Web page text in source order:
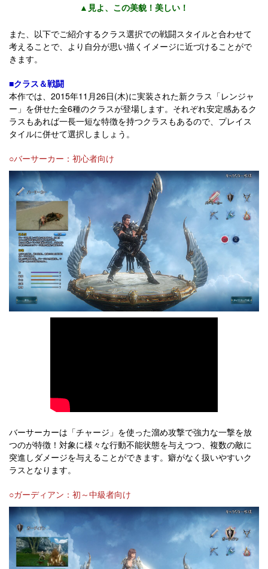
▲見よ、この美貌！美しい！
また、以下でご紹介するクラス選択での戦闘スタイルと合わせて
考えることで、より自分が思い描くイメージに近づけることがで
きます。
■クラス＆戦闘
本作では、2015年11月26日(木)に実装された新クラス「レンジャ
ー」を併せた全6種のクラスが登場します。それぞれ安定感あるク
ラスもあれば一長一短な特徴を持つクラスもあるので、プレイス
タイルに併せて選択しましょう。
○バーサーカー：初心者向け
バーサーカーは「チャージ」を使った溜め攻撃で強力な一撃を放
つのが特徴！対象に様々な行動不能状態を与えつつ、複数の敵に
突進しダメージを与えることができます。癖がなく扱いやすいク
ラスとなります。
○ガーディアン：初～中級者向け